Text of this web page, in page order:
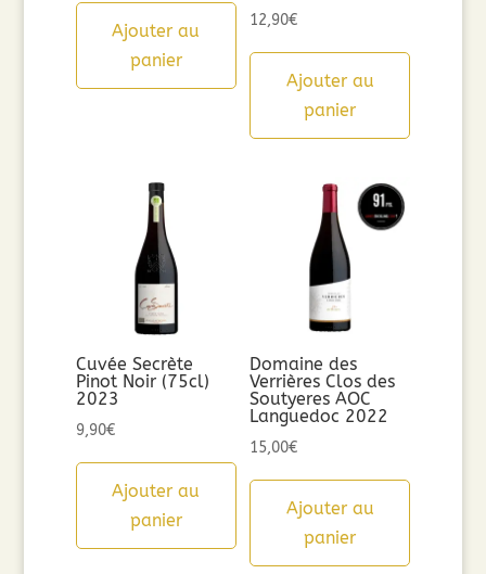
Ajouter au
panier
12,90€
Ajouter au
panier
Cuvée Secrète
Pinot Noir (75cl)
2023
9,90€
Ajouter au
panier
Domaine des
Verrières Clos des
Soutyeres AOC
Languedoc 2022
15,00€
Ajouter au
panier